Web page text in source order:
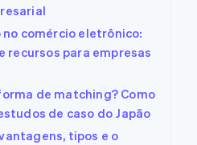
comércio eletrônico:
recursos para empresas
de matching? Como
de caso do Japão
tipos e o